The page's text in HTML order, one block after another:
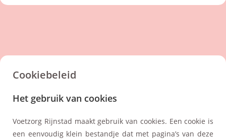
Cookiebeleid
Het gebruik van cookies
Voetzorg Rijnstad maakt gebruik van cookies. Een cookie is
een eenvoudig klein bestandje dat met pagina’s van deze